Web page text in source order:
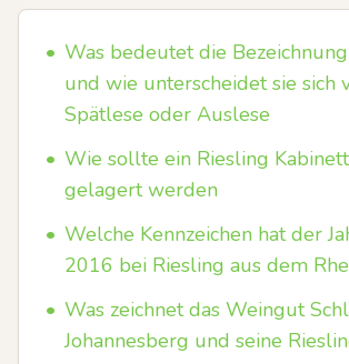
• Was bedeutet die
und wie unterscheidet sie sich
Spätlese oder Auslese
• Wie sollte ein Riesling
gelagert werden
• Welche Kennzeichen hat der
2016 bei Riesling aus dem
• Was zeichnet das Weingut
Johannesberg und seine